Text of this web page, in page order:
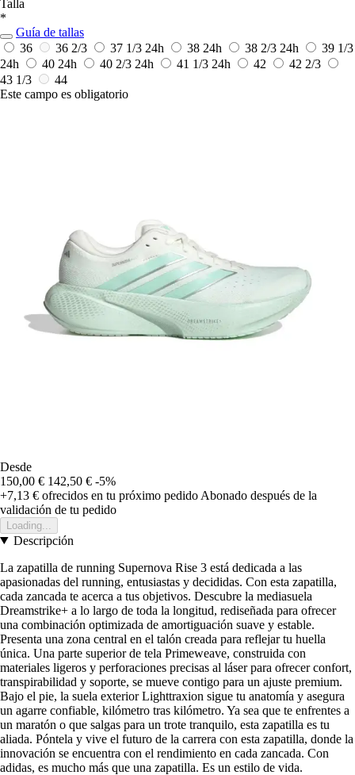
Talla
*
Guía de tallas
36
36 2/3 37 1/3 24h 38 24h 38 2/3 24h
39 1/3
24h
40 24h 40 2/3 24h 41 1/3 24h 42
42 2/3
43 1/3
44
Este campo es obligatorio
Desde
150,00 € 142,50 € -5%
+7,13 € ofrecidos en tu próximo pedido Abonado después de la
validación de tu pedido
Loading...
Descripción
La zapatilla de running Supernova Rise 3 está dedicada a las
apasionadas del running, entusiastas y decididas. Con esta zapatilla,
cada zancada te acerca a tus objetivos. Descubre la mediasuela
Dreamstrike+ a lo largo de toda la longitud, rediseñada para ofrecer
una combinación optimizada de amortiguación suave y estable.
Presenta una zona central en el talón creada para reflejar tu huella
única. Una parte superior de tela Primeweave, construida con
materiales ligeros y perforaciones precisas al láser para ofrecer confort,
transpirabilidad y soporte, se mueve contigo para un ajuste premium.
Bajo el pie, la suela exterior Lighttraxion sigue tu anatomía y asegura
un agarre confiable, kilómetro tras kilómetro. Ya sea que te enfrentes a
un maratón o que salgas para un trote tranquilo, esta zapatilla es tu
aliada. Póntela y vive el futuro de la carrera con esta zapatilla, donde la
innovación se encuentra con el rendimiento en cada zancada. Con
adidas, es mucho más que una zapatilla. Es un estilo de vida.